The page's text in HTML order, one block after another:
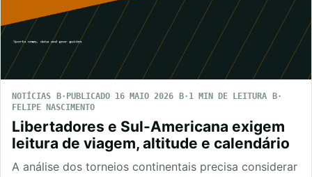
NOTÍCIAS PUBLICADO 16 MAIO 2026
1 MIN DE LEITURA
FELIPE NASCIMENTO
Libertadores e Sul-Americana exigem
leitura de viagem, altitude e calendário
A análise dos torneios continentais precisa considerar